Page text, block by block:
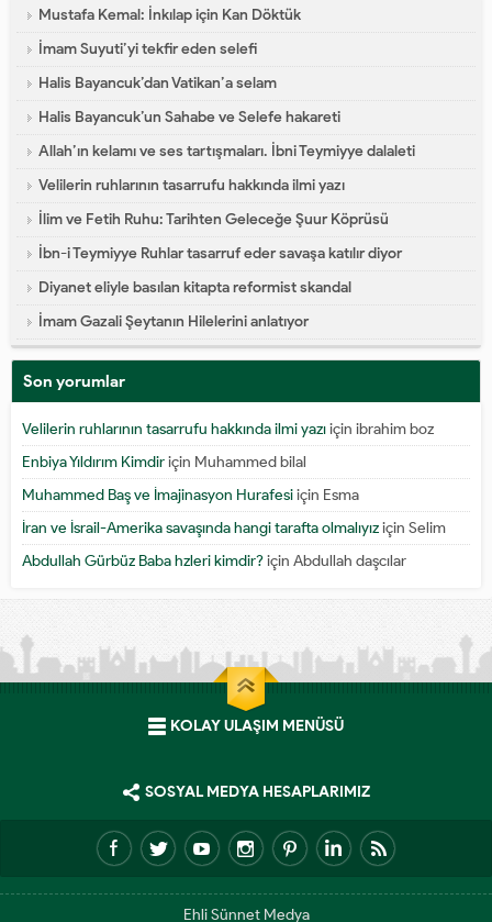
Mustafa Kemal: İnkılap için Kan Döktük
İmam Suyuti’yi tekfir eden selefi
Halis Bayancuk’dan Vatikan’a selam
Halis Bayancuk’un Sahabe ve Selefe hakareti
Allah’ın kelamı ve ses tartışmaları. İbni Teymiyye dalaleti
Velilerin ruhlarının tasarrufu hakkında ilmi yazı
İlim ve Fetih Ruhu: Tarihten Geleceğe Şuur Köprüsü
İbn-i Teymiyye Ruhlar tasarruf eder savaşa katılır diyor
Diyanet eliyle basılan kitapta reformist skandal
İmam Gazali Şeytanın Hilelerini anlatıyor
Son yorumlar
Velilerin ruhlarının tasarrufu hakkında ilmi yazıiçin ibrahim boz
Enbiya Yıldırım Kimdiriçin Muhammed bilal
Muhammed Baş ve İmajinasyon Hurafesiiçin Esma
İran ve İsrail-Amerika savaşında hangi tarafta olmalıyıziçin Selim
Abdullah Gürbüz Baba hzleri kimdir?için Abdullah daşcılar
KOLAY ULAŞIM MENÜSÜ
SOSYAL MEDYA HESAPLARIMIZ
Ehli Sünnet Medya